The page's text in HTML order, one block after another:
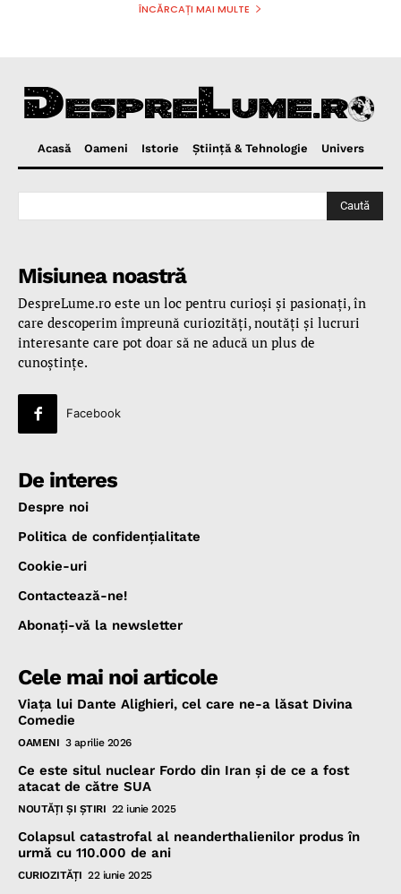
ÎNCĂRCAȚI MAI MULTE
Acasă Oameni Istorie Ştiinţă & Tehnologie Univers
Caută
Misiunea noastră
DespreLume.ro este un loc pentru curioşi şi pasionaţi, în
care descoperim împreună curiozităţi, noutăţi şi lucruri
interesante care pot doar să ne aducă un plus de
cunoştinţe.
Facebook
De interes
Despre noi
Politica de confidenţialitate
Cookie-uri
Contactează-ne!
Abonaţi-vă la newsletter
Cele mai noi articole
Viața lui Dante Alighieri, cel care ne-a lăsat Divina
Comedie
OAMENI 3 aprilie 2026
Ce este situl nuclear Fordo din Iran și de ce a fost
atacat de către SUA
NOUTĂŢI ŞI ŞTIRI 22 iunie 2025
Colapsul catastrofal al neanderthalienilor produs în
urmă cu 110.000 de ani
CURIOZITĂŢI 22 iunie 2025